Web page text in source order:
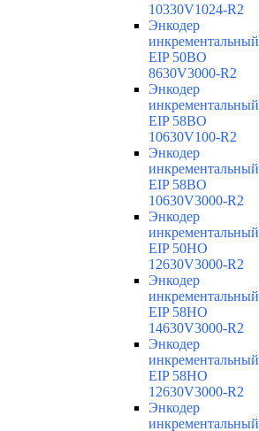
10330V1024-R2
Энкодер
инкрементальный
EIP 50BO
8630V3000-R2
Энкодер
инкрементальный
EIP 58BO
10630V100-R2
Энкодер
инкрементальный
EIP 58BO
10630V3000-R2
Энкодер
инкрементальный
EIP 50HO
12630V3000-R2
Энкодер
инкрементальный
EIP 58HO
14630V3000-R2
Энкодер
инкрементальный
EIP 58HO
12630V3000-R2
Энкодер
инкрементальный